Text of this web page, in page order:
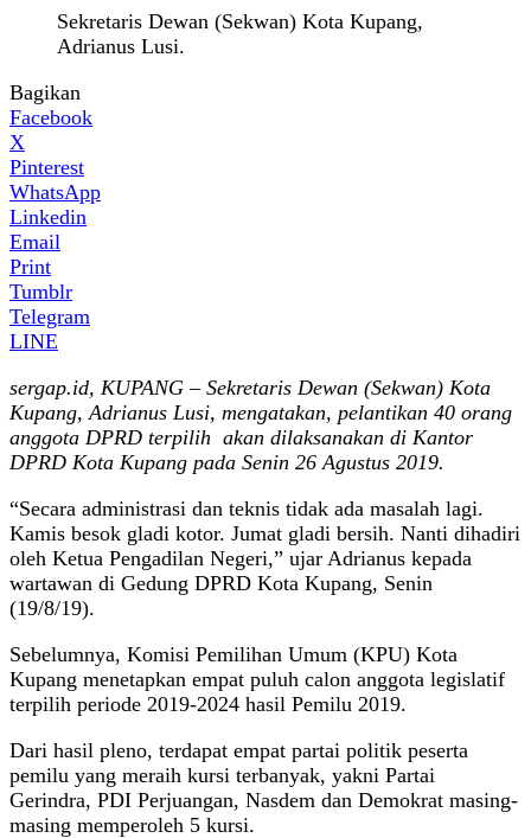
Sekretaris Dewan (Sekwan) Kota Kupang,
Adrianus Lusi.
Bagikan
Facebook
X
Pinterest
WhatsApp
Linkedin
Email
Print
Tumblr
Telegram
LINE
sergap.id, KUPANG – Sekretaris Dewan (Sekwan) Kota
Kupang, Adrianus Lusi, mengatakan, pelantikan 40 orang
anggota DPRD terpilih akan dilaksanakan di Kantor
DPRD Kota Kupang pada Senin 26 Agustus 2019.
“Secara administrasi dan teknis tidak ada masalah lagi.
Kamis besok gladi kotor. Jumat gladi bersih. Nanti dihadiri
oleh Ketua Pengadilan Negeri,” ujar Adrianus kepada
wartawan di Gedung DPRD Kota Kupang, Senin
(19/8/19).
Sebelumnya, Komisi Pemilihan Umum (KPU) Kota
Kupang menetapkan empat puluh calon anggota legislatif
terpilih periode 2019-2024 hasil Pemilu 2019.
Dari hasil pleno, terdapat empat partai politik peserta
pemilu yang meraih kursi terbanyak, yakni Partai
Gerindra, PDI Perjuangan, Nasdem dan Demokrat masing-
masing memperoleh 5 kursi.